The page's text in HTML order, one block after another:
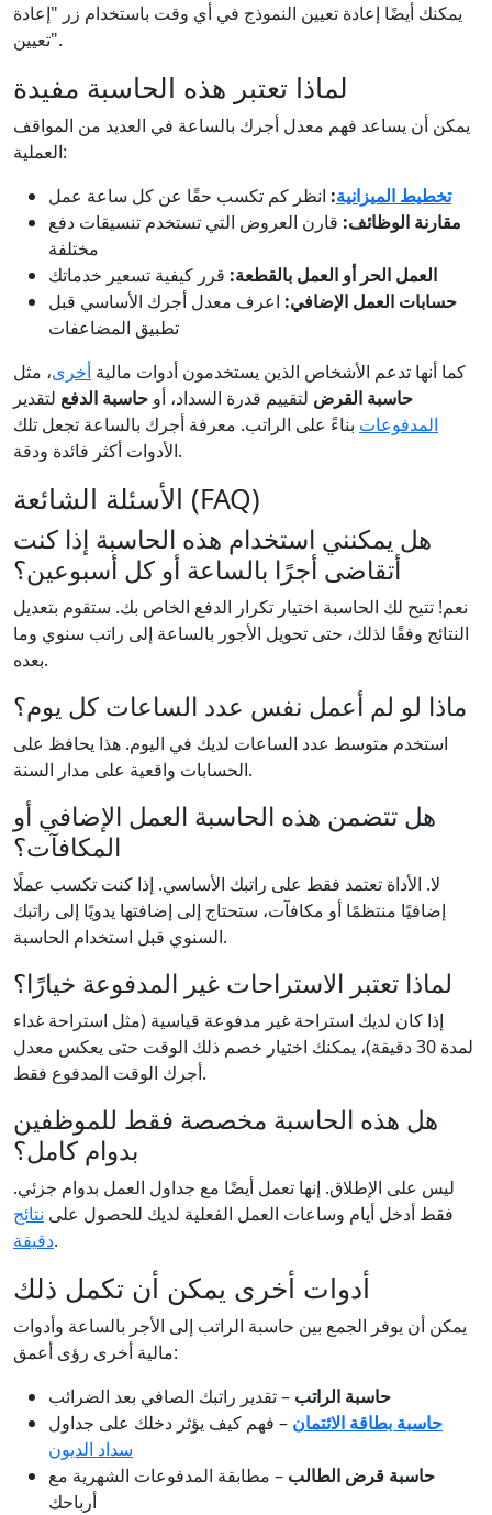
يمكنك أيضًا إعادة تعيين النموذج في أي وقت باستخدام زر "إعادة
تعيين".
لماذا تعتبر هذه الحاسبة مفيدة
يمكن أن يساعد فهم معدل أجرك بالساعة في العديد من المواقف
العملية:
تخطيط الميزانية: انظر كم تكسب حقًا عن كل ساعة عمل
مقارنة الوظائف: قارن العروض التي تستخدم تنسيقات دفع
مختلفة
العمل الحر أو العمل بالقطعة: قرر كيفية تسعير خدماتك
حسابات العمل الإضافي: اعرف معدل أجرك الأساسي قبل
تطبيق المضاعفات
كما أنها تدعم الأشخاص الذين يستخدمون أدوات مالية أخرى، مثل
حاسبة القرض لتقييم قدرة السداد، أو حاسبة الدفع لتقدير
المدفوعات بناءً على الراتب. معرفة أجرك بالساعة تجعل تلك
الأدوات أكثر فائدة ودقة.
الأسئلة الشائعة (FAQ)
هل يمكنني استخدام هذه الحاسبة إذا كنت
أتقاضى أجرًا بالساعة أو كل أسبوعين؟
نعم! تتيح لك الحاسبة اختيار تكرار الدفع الخاص بك. ستقوم بتعديل
النتائج وفقًا لذلك، حتى تحويل الأجور بالساعة إلى راتب سنوي وما
بعده.
ماذا لو لم أعمل نفس عدد الساعات كل يوم؟
استخدم متوسط عدد الساعات لديك في اليوم. هذا يحافظ على
الحسابات واقعية على مدار السنة.
هل تتضمن هذه الحاسبة العمل الإضافي أو
المكافآت؟
لا. الأداة تعتمد فقط على راتبك الأساسي. إذا كنت تكسب عملًا
إضافيًا منتظمًا أو مكافآت، ستحتاج إلى إضافتها يدويًا إلى راتبك
السنوي قبل استخدام الحاسبة.
لماذا تعتبر الاستراحات غير المدفوعة خيارًا؟
إذا كان لديك استراحة غير مدفوعة قياسية (مثل استراحة غداء
لمدة 30 دقيقة)، يمكنك اختيار خصم ذلك الوقت حتى يعكس معدل
أجرك الوقت المدفوع فقط.
هل هذه الحاسبة مخصصة فقط للموظفين
بدوام كامل؟
ليس على الإطلاق. إنها تعمل أيضًا مع جداول العمل بدوام جزئي.
فقط أدخل أيام وساعات العمل الفعلية لديك للحصول على نتائج
دقيقة.
أدوات أخرى يمكن أن تكمل ذلك
يمكن أن يوفر الجمع بين حاسبة الراتب إلى الأجر بالساعة وأدوات
مالية أخرى رؤى أعمق:
حاسبة الراتب – تقدير راتبك الصافي بعد الضرائب
حاسبة بطاقة الائتمان – فهم كيف يؤثر دخلك على جداول
سداد الديون
حاسبة قرض الطالب – مطابقة المدفوعات الشهرية مع
أرباحك